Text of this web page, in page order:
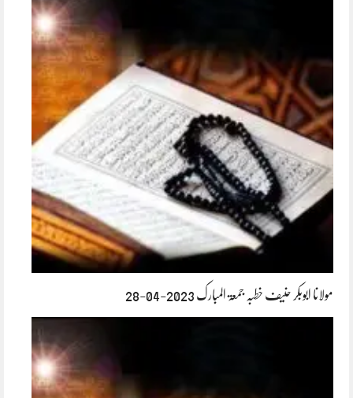
مولانا ابوبکر حنیف خطبہ جمعۃ المبارک 2023-04-28